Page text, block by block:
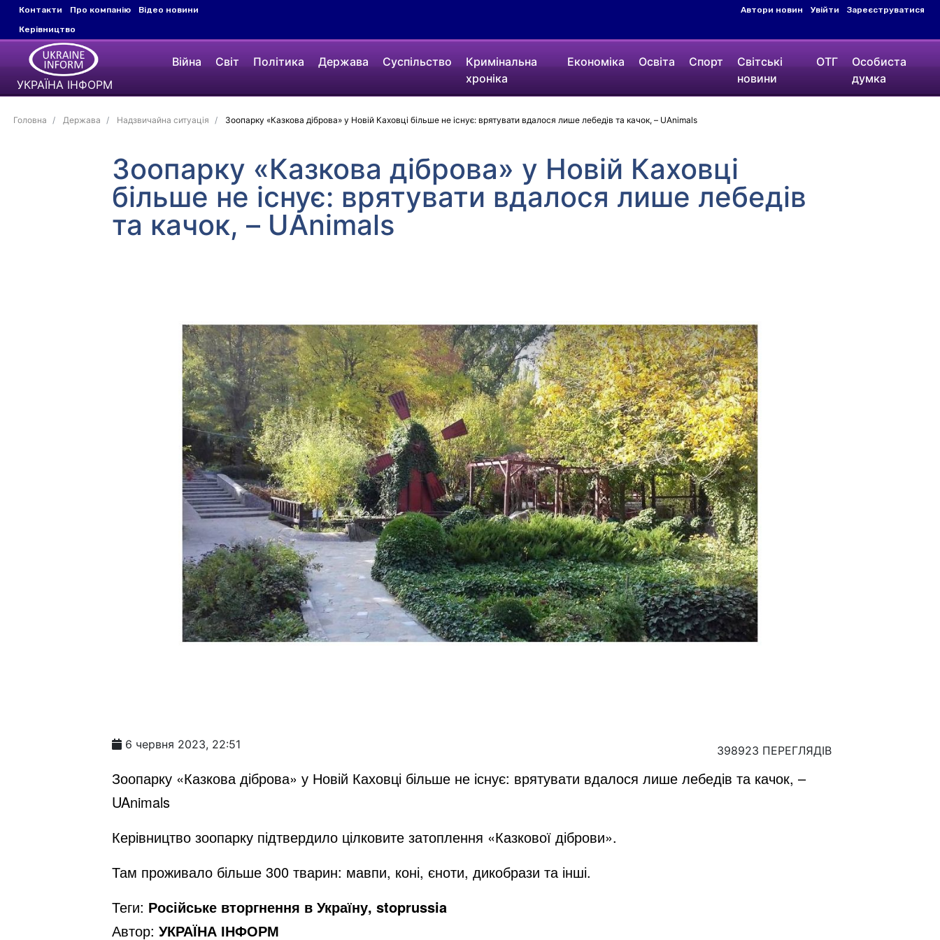
Контакти Про компанію
Відео новини
Керівництво
Автори новин Увійти Зареєструватися
УКРАЇНА ІНФОРМ
Війна Світ Політика Держава Суспільство
Кримінальна
хроніка
Економіка Освіта Спорт
Світські
новини
ОТГ
Особиста
думка
Головна Держава Надзвичайна ситуація Зоопарку «Казкова діброва» у Новій Каховці більше не існує: врятувати вдалося лише лебедів та качок, – UAnimals
Зоопарку «Казкова діброва» у Новій Каховці
більше не існує: врятувати вдалося лише лебедів
та качок, – UAnimals
6 червня 2023, 22:51 398923 ПЕРЕГЛЯДІВ
Зоопарку «Казкова діброва» у Новій Каховці більше не існує: врятувати вдалося лише лебедів та качок, –
UAnimals
Керівництво зоопарку підтвердило цілковите затоплення «Казкової діброви».
Там проживало більше 300 тварин: мавпи, коні, єноти, дикобрази та інші.
Теги: Російське вторгнення в Україну, stoprussia
Автор: УКРАЇНА ІНФОРМ